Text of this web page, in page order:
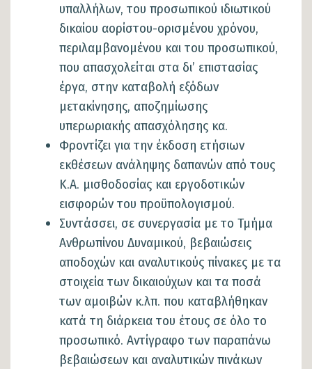
υπαλλήλων, του προσωπικού ιδιωτικού
δικαίου αορίστου-ορισμένου χρόνου,
περιλαμβανομένου και του προσωπικού,
που απασχολείται στα δι’ επιστασίας
έργα, στην καταβολή εξόδων
μετακίνησης, αποζημίωσης
υπερωριακής απασχόλησης κα.
Φροντίζει για την έκδοση ετήσιων
εκθέσεων ανάληψης δαπανών από τους
Κ.Α. μισθοδοσίας και εργοδοτικών
εισφορών του προϋπολογισμού.
Συντάσσει, σε συνεργασία με το Τμήμα
Ανθρωπίνου Δυναμικού, βεβαιώσεις
αποδοχών και αναλυτικούς πίνακες με τα
στοιχεία των δικαιούχων και τα ποσά
των αμοιβών κ.λπ. που καταβλήθηκαν
κατά τη διάρκεια του έτους σε όλο το
προσωπικό. Αντίγραφο των παραπάνω
βεβαιώσεων και αναλυτικών πινάκων